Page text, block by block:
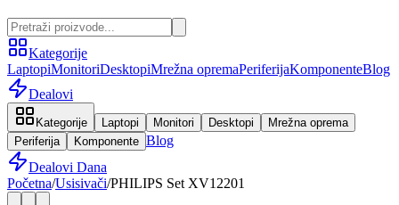
Kategorije
LaptopiMonitoriDesktopiMrežna opremaPeriferijaKomponenteBlog
Dealovi
Kategorije Laptopi Monitori Desktopi
Mrežna oprema
Periferija
Komponente Blog
Dealovi Dana
Početna/Usisivači/PHILIPS Set XV12201